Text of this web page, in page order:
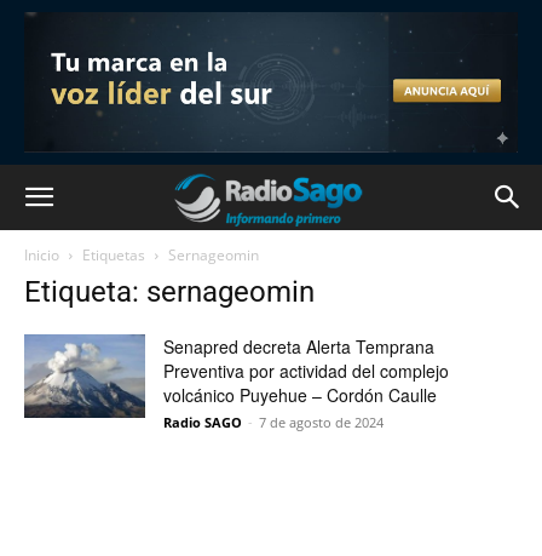
Inicio Etiquetas Sernageomin
Etiqueta: sernageomin
Senapred decreta Alerta Temprana
Preventiva por actividad del complejo
volcánico Puyehue – Cordón Caulle
Radio SAGO - 7 de agosto de 2024